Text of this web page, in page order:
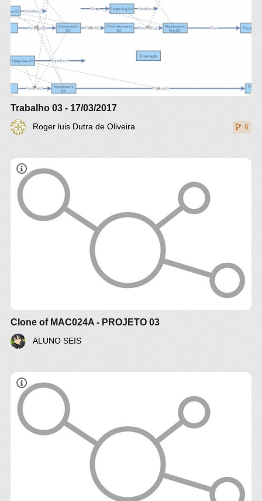
Trabalho 03 - 17/03/2017
Roger luis Dutra de Oliveira 6
Clone of MAC024A - PROJETO 03
ALUNO SEIS